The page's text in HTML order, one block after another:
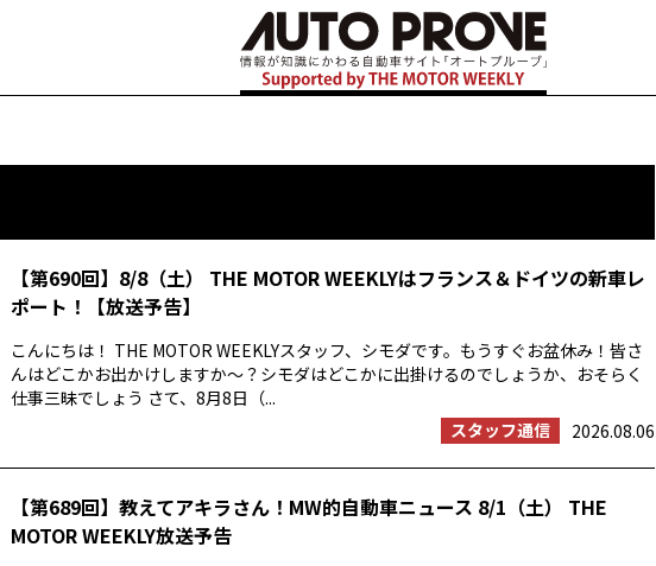
【第690回】8/8（土） THE MOTOR WEEKLYはフランス＆ドイツの新車レ
ポート！【放送予告】
こんにちは！ THE MOTOR WEEKLYスタッフ、シモダです。もうすぐお盆休み！皆さ
んはどこかお出かけしますか〜？シモダはどこかに出掛けるのでしょうか、おそらく
仕事三昧でしょう さて、8月8日（...
スタッフ通信
2026.08.06
【第689回】教えてアキラさん！MW的自動車ニュース 8/1（土） THE
MOTOR WEEKLY放送予告